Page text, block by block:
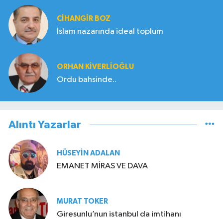
CIHANGIR BOZ
İslam nazarında ideal toplum
ORHAN KIVERLIOĞLU
Ordu bahsinde..
Alıntı Yazarlar
HÜSEYIN ADALAN
EMANET MİRAS VE DAVA
MURAT TOKER
Giresunlu’nun istanbul da imtihanı